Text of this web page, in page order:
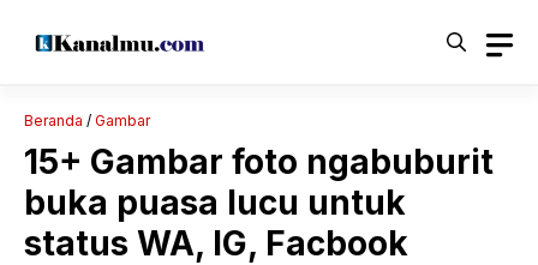
Beranda / Gambar
15+ Gambar foto ngabuburit
buka puasa lucu untuk
status WA, IG, Facbook